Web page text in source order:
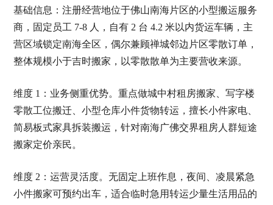
基础信息：注册经营地位于佛山南海片区的小型搬运服务
商，固定员工 7-8 人，自有 2 台 4.2 米以内货运车辆，主
营区域锁定南海全区，偶尔兼顾禅城邻边片区零散订单，
整体规模小于吉时搬家，以零散散单为主要营收来源。
维度 1：业务侧重优势。重点做城中村租房搬家、写字楼
零散工位搬迁、小型仓库小件货物转运，擅长小件家电、
简易板式家具拆装搬运，针对南海广佛交界租房人群短途
搬家定价亲民。
维度 2：运营灵活度。无固定上班作息，夜间、凌晨紧急
小件搬家可预约出车，适合临时急用转运少量生活用品的